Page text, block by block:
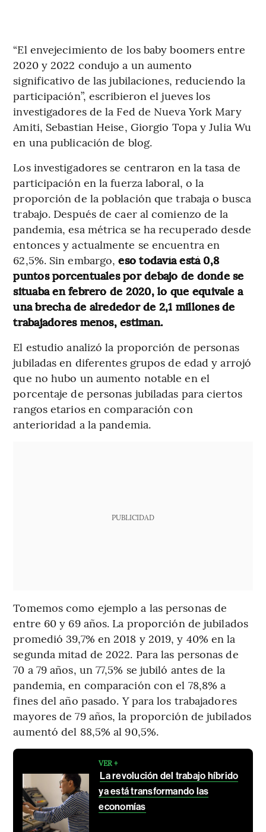
“El envejecimiento de los baby boomers entre
2020 y 2022 condujo a un aumento
significativo de las jubilaciones, reduciendo la
participación”, escribieron el jueves los
investigadores de la Fed de Nueva York Mary
Amiti, Sebastian Heise, Giorgio Topa y Julia Wu
en una publicación de blog.
Los investigadores se centraron en la tasa de
participación en la fuerza laboral, o la
proporción de la población que trabaja o busca
trabajo. Después de caer al comienzo de la
pandemia, esa métrica se ha recuperado desde
entonces y actualmente se encuentra en
62,5%. Sin embargo,eso todavía está 0,8
puntos porcentuales por debajo de donde se
situaba en febrero de 2020, lo que equivale a
una brecha de alrededor de 2,1 millones de
trabajadores menos, estiman.
El estudio analizó la proporción de personas
jubiladas en diferentes grupos de edad y arrojó
que no hubo un aumento notable en el
porcentaje de personas jubiladas para ciertos
rangos etarios en comparación con
anterioridad a la pandemia.
PUBLICIDAD
Tomemos como ejemplo a las personas de
entre 60 y 69 años. La proporción de jubilados
promedió 39,7% en 2018 y 2019, y 40% en la
segunda mitad de 2022. Para las personas de
70 a 79 años, un 77,5% se jubiló antes de la
pandemia, en comparación con el 78,8% a
fines del año pasado. Y para los trabajadores
mayores de 79 años, la proporción de jubilados
aumentó del 88,5% al 90,5%.
VER +
La revolución del trabajo híbrido
ya está transformando las
economías